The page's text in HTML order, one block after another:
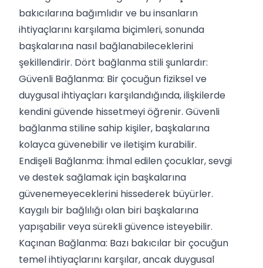
bakıcılarına bağımlıdır ve bu insanların
ihtiyaçlarını karşılama biçimleri, sonunda
başkalarına nasıl bağlanabileceklerini
şekillendirir. Dört bağlanma stili şunlardır:
Güvenli Bağlanma: Bir çocuğun fiziksel ve
duygusal ihtiyaçları karşılandığında, ilişkilerde
kendini güvende hissetmeyi öğrenir. Güvenli
bağlanma stiline sahip kişiler, başkalarına
kolayca güvenebilir ve iletişim kurabilir.
Endişeli Bağlanma: İhmal edilen çocuklar, sevgi
ve destek sağlamak için başkalarına
güvenemeyeceklerini hissederek büyürler.
Kaygılı bir bağlılığı olan biri başkalarına
yapışabilir veya sürekli güvence isteyebilir.
Kaçınan Bağlanma: Bazı bakıcılar bir çocuğun
temel ihtiyaçlarını karşılar, ancak duygusal